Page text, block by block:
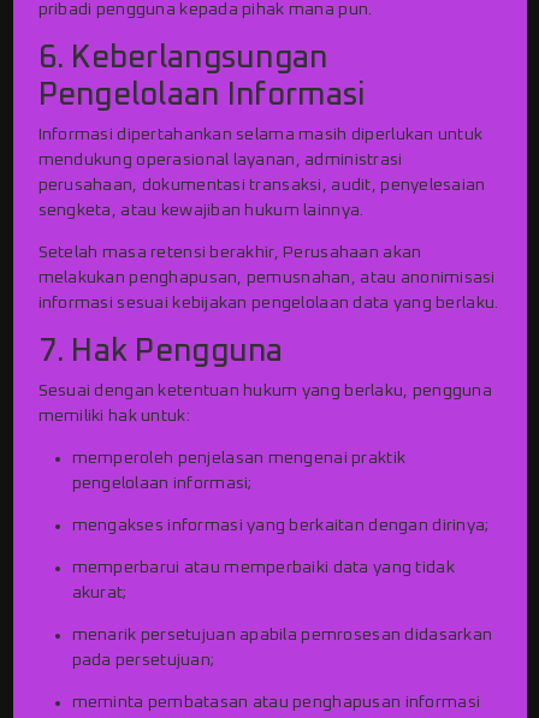
pribadi pengguna kepada pihak mana pun.
6. Keberlangsungan
Pengelolaan Informasi
Informasi dipertahankan selama masih diperlukan untuk
mendukung operasional layanan, administrasi
perusahaan, dokumentasi transaksi, audit, penyelesaian
sengketa, atau kewajiban hukum lainnya.
Setelah masa retensi berakhir, Perusahaan akan
melakukan penghapusan, pemusnahan, atau anonimisasi
informasi sesuai kebijakan pengelolaan data yang berlaku.
7. Hak Pengguna
Sesuai dengan ketentuan hukum yang berlaku, pengguna
memiliki hak untuk:
memperoleh penjelasan mengenai praktik
pengelolaan informasi;
mengakses informasi yang berkaitan dengan dirinya;
memperbarui atau memperbaiki data yang tidak
akurat;
menarik persetujuan apabila pemrosesan didasarkan
pada persetujuan;
meminta pembatasan atau penghapusan informasi